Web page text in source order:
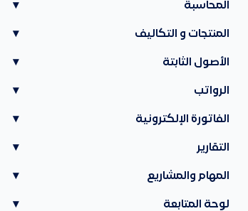
المحاسبة ▾
المنتجات و التكاليف ▾
الأصول الثابتة ▾
الرواتب ▾
الفاتورة الإلكترونية ▾
التقارير ▾
المهام والمشاريع ▾
لوحة المتابعة ▾